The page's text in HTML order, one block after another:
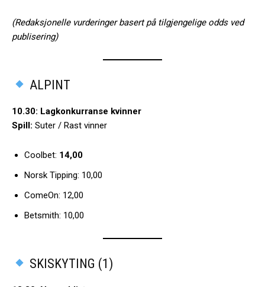
(Redaksjonelle vurderinger basert på tilgjengelige odds ved
publisering)
ALPINT
10.30: Lagkonkurranse kvinner
Spill: Suter / Rast vinner
Coolbet: 14,00
Norsk Tipping: 10,00
ComeOn: 12,00
Betsmith: 10,00
SKISKYTING (1)